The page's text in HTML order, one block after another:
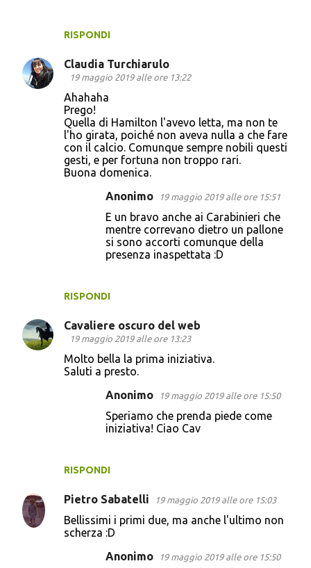
RISPONDI
Claudia Turchiarulo
19 maggio 2019 alle ore 13:22
Ahahaha
Prego!
Quella di Hamilton l'avevo letta, ma non te
l'ho girata, poiché non aveva nulla a che fare
con il calcio. Comunque sempre nobili questi
gesti, e per fortuna non troppo rari.
Buona domenica.
RISPONDI
Anonimo 19 maggio 2019 alle ore 15:51
E un bravo anche ai Carabinieri che
mentre correvano dietro un pallone
si sono accorti comunque della
presenza inaspettata :D
Cavaliere oscuro del web
19 maggio 2019 alle ore 13:23
Molto bella la prima iniziativa.
Saluti a presto.
RISPONDI
Anonimo 19 maggio 2019 alle ore 15:50
Speriamo che prenda piede come
iniziativa! Ciao Cav
Pietro Sabatelli 19 maggio 2019 alle ore 15:03
Bellissimi i primi due, ma anche l'ultimo non
scherza :D
Anonimo 19 maggio 2019 alle ore 15:50